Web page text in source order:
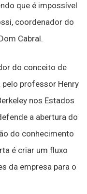
que é impossível
coordenador do
Cabral.
do conceito de
professor Henry
nos Estados
a abertura do
do conhecimento
é criar um fluxo
da empresa para o